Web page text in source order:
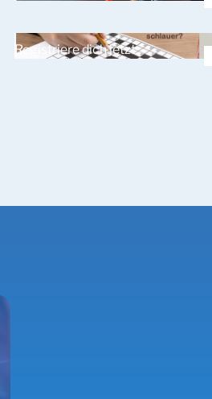
Registriere dich jetzt.